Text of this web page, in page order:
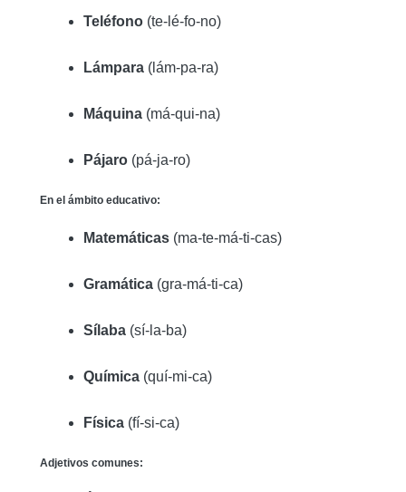
Teléfono (te-lé-fo-no)
Lámpara (lám-pa-ra)
Máquina (má-qui-na)
Pájaro (pá-ja-ro)
En el ámbito educativo:
Matemáticas (ma-te-má-ti-cas)
Gramática (gra-má-ti-ca)
Sílaba (sí-la-ba)
Química (quí-mi-ca)
Física (fí-si-ca)
Adjetivos comunes: